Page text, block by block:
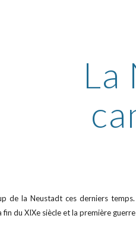
La
de la Neustadt ces derniers
fin du XIXe siècle et la première